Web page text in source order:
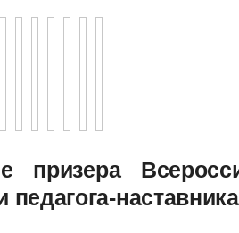
призера
наставника